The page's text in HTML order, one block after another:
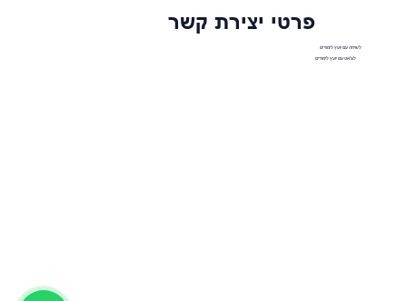
פרטי יצירת קשר
לשיחה עם יועץ לימודים
לצ'אט עם יועץ לימודים